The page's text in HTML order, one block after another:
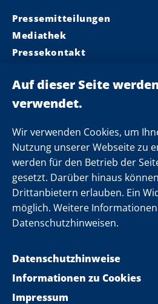
Wir verwenden Cookies, um
Nutzung unserer Webseite zu
werden für den Betrieb der
gesetzt. Darüber hinaus
Drittanbietern erlauben. Ein
möglich. Weitere
Datenschutzhinweisen.
Datenschutzhinweise
Impressum
Informationen zu Cookies
Pressemitteilungen
Mediathek
Pressekontakt
Landeskabinett
Einsamkeit
Folgen Sie uns